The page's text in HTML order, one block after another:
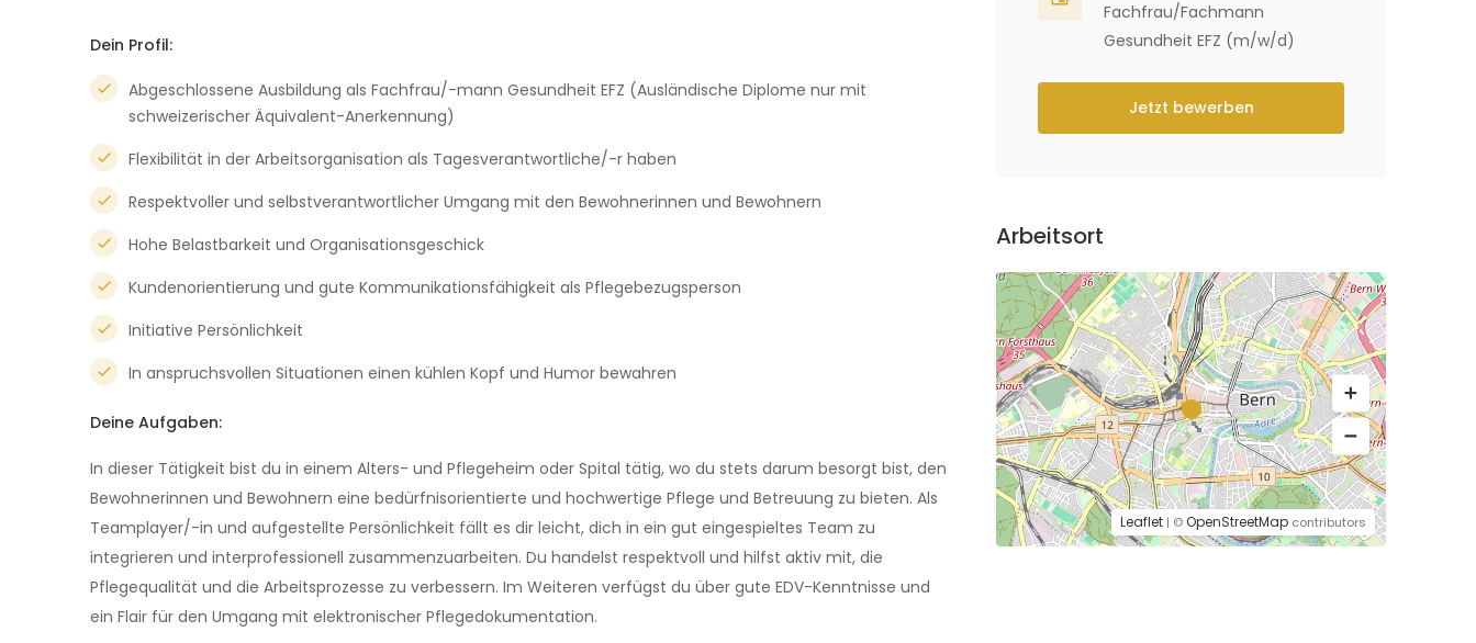
Dein Profil:
Abgeschlossene Ausbildung als Fachfrau/-mann Gesundheit EFZ (Ausländische Diplome nur mit
schweizerischer Äquivalent-Anerkennung)
Flexibilität in der Arbeitsorganisation als Tagesverantwortliche/-r haben
Respektvoller und selbstverantwortlicher Umgang mit den Bewohnerinnen und Bewohnern
Hohe Belastbarkeit und Organisationsgeschick
Kundenorientierung und gute Kommunikationsfähigkeit als Pflegebezugsperson
Initiative Persönlichkeit
In anspruchsvollen Situationen einen kühlen Kopf und Humor bewahren
Deine Aufgaben:
In dieser Tätigkeit bist du in einem Alters- und Pflegeheim oder Spital tätig, wo du stets darum besorgt bist, den
Bewohnerinnen und Bewohnern eine bedürfnisorientierte und hochwertige Pflege und Betreuung zu bieten. Als
Teamplayer/-in und aufgestellte Persönlichkeit fällt es dir leicht, dich in ein gut eingespieltes Team zu
integrieren und interprofessionell zusammenzuarbeiten. Du handelst respektvoll und hilfst aktiv mit, die
Pflegequalität und die Arbeitsprozesse zu verbessern. Im Weiteren verfügst du über gute EDV-Kenntnisse und
ein Flair für den Umgang mit elektronischer Pflegedokumentation.
Fachfrau/Fachmann
Gesundheit EFZ (m/w/d)
Jetzt bewerben
Arbeitsort
Leaflet | ©OpenStreetMap contributors